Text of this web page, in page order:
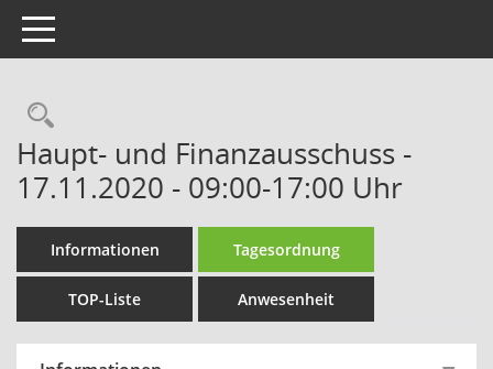
Toggle navigation
Rechercheauswahl
Haupt- und Finanzausschuss -
17.11.2020 - 09:00-17:00 Uhr
Informationen Tagesordnung
TOP-Liste Anwesenheit